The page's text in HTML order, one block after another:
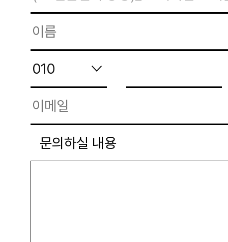
문의하실 내용